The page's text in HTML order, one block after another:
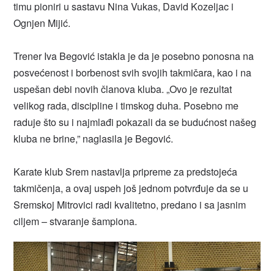
timu pioniri u sastavu Nina Vukas, David Kozeljac i
Ognjen Mijić.
Trener Iva Begović istakla je da je posebno ponosna na
posvećenost i borbenost svih svojih takmičara, kao i na
uspešan debi novih članova kluba. „Ovo je rezultat
velikog rada, discipline i timskog duha. Posebno me
raduje što su i najmlađi pokazali da se budućnost našeg
kluba ne brine,” naglasila je Begović.
Karate klub Srem nastavlja pripreme za predstojeća
takmičenja, a ovaj uspeh još jednom potvrđuje da se u
Sremskoj Mitrovici radi kvalitetno, predano i sa jasnim
ciljem – stvaranje šampiona.